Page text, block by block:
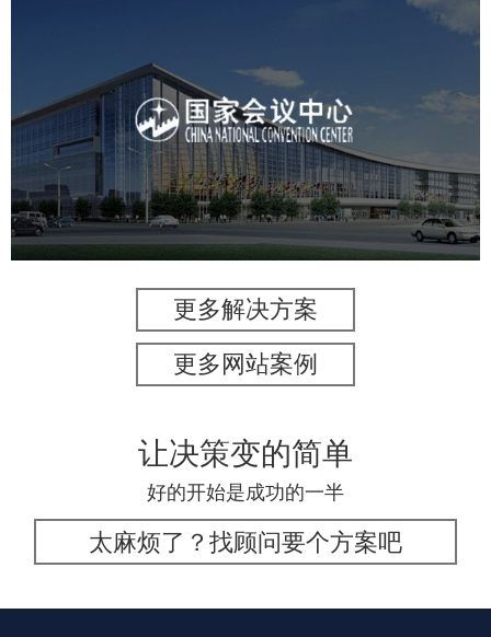
国家会议中心
专业服务 网站建设 网站设计
更多解决方案
更多网站案例
让决策变的简单
好的开始是成功的一半
太麻烦了？找顾问要个方案吧